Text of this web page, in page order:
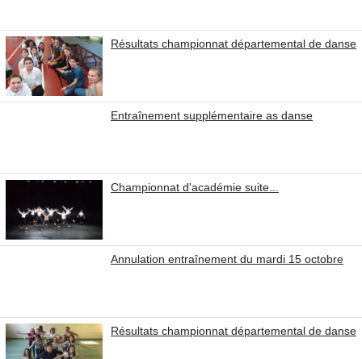
Résultats championnat départemental de danse
Entraînement supplémentaire as danse
Championnat d'académie suite...
Annulation entraînement du mardi 15 octobre
Résultats championnat départemental de danse